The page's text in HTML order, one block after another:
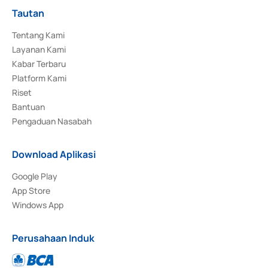
Tautan
Tentang Kami
Layanan Kami
Kabar Terbaru
Platform Kami
Riset
Bantuan
Pengaduan Nasabah
Download Aplikasi
Google Play
App Store
Windows App
Perusahaan Induk